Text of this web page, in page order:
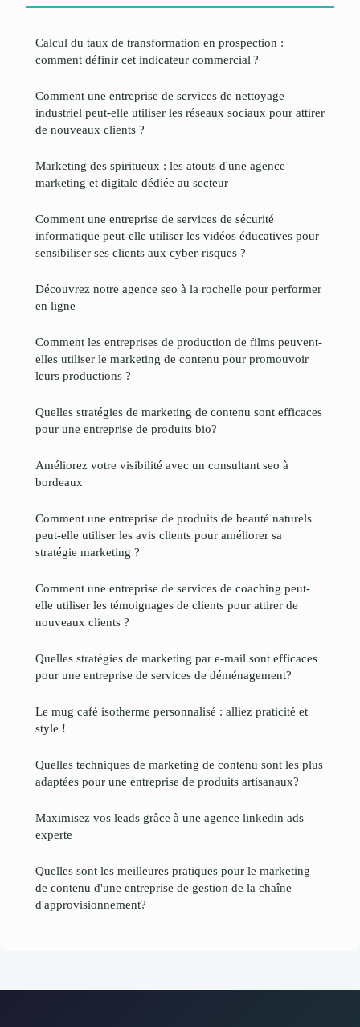
Calcul du taux de transformation en prospection :
comment définir cet indicateur commercial ?
Comment une entreprise de services de nettoyage
industriel peut-elle utiliser les réseaux sociaux pour attirer
de nouveaux clients ?
Marketing des spiritueux : les atouts d'une agence
marketing et digitale dédiée au secteur
Comment une entreprise de services de sécurité
informatique peut-elle utiliser les vidéos éducatives pour
sensibiliser ses clients aux cyber-risques ?
Découvrez notre agence seo à la rochelle pour performer
en ligne
Comment les entreprises de production de films peuvent-
elles utiliser le marketing de contenu pour promouvoir
leurs productions ?
Quelles stratégies de marketing de contenu sont efficaces
pour une entreprise de produits bio?
Améliorez votre visibilité avec un consultant seo à
bordeaux
Comment une entreprise de produits de beauté naturels
peut-elle utiliser les avis clients pour améliorer sa
stratégie marketing ?
Comment une entreprise de services de coaching peut-
elle utiliser les témoignages de clients pour attirer de
nouveaux clients ?
Quelles stratégies de marketing par e-mail sont efficaces
pour une entreprise de services de déménagement?
Le mug café isotherme personnalisé : alliez praticité et
style !
Quelles techniques de marketing de contenu sont les plus
adaptées pour une entreprise de produits artisanaux?
Maximisez vos leads grâce à une agence linkedin ads
experte
Quelles sont les meilleures pratiques pour le marketing
de contenu d'une entreprise de gestion de la chaîne
d'approvisionnement?